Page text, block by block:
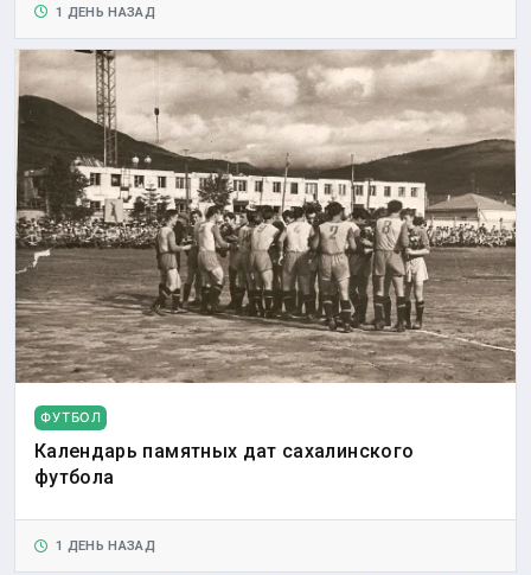
1 ДЕНЬ НАЗАД
ФУТБОЛ
Календарь памятных дат сахалинского
футбола
1 ДЕНЬ НАЗАД